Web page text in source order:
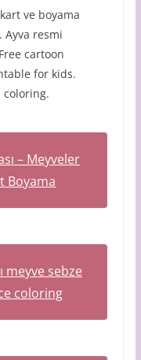
ve boyama
Ayva resmi
cartoon
for kids.
coloring.
– Meyveler
Boyama
meyve sebze
coloring